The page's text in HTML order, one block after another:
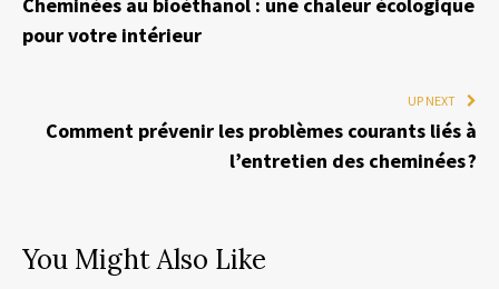
pour votre intérieur
UP NEXT
Comment prévenir les problèmes courants liés à
l’entretien des cheminées ?
You Might Also Like